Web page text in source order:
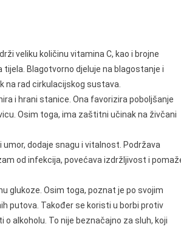
veliku količinu vitamina C, kao i brojne
Blagotvorno djeluje na blagostanje i
na rad cirkulacijskog sustava.
i hrani stanice. Ona favorizira poboljšanje
Osim toga, ima zaštitni učinak na živčani
dodaje snagu i vitalnost. Podržava
od infekcija, povećava izdržljivost i
glukoze. Osim toga, poznat je po svojim
putova. Također se koristi u borbi protiv
alkoholu. To nije beznačajno za sluh, koji